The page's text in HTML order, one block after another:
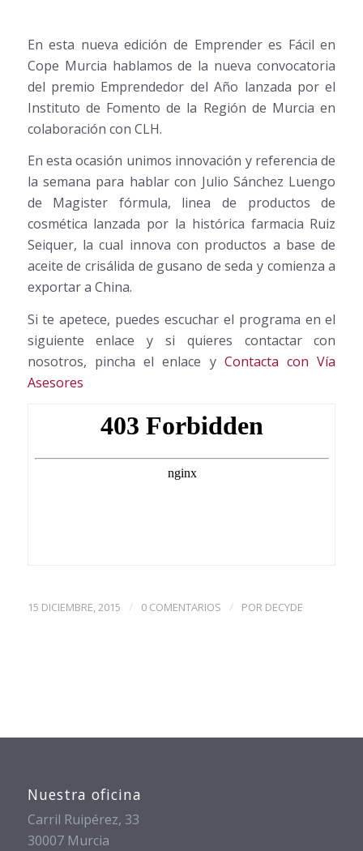
En esta nueva edición de Emprender es Fácil en
Cope Murcia hablamos de la nueva convocatoria
del premio Emprendedor del Año lanzada por el
Instituto de Fomento de la Región de Murcia en
colaboración con CLH.
En esta ocasión unimos innovación y referencia de
la semana para hablar con Julio Sánchez Luengo
de Magister fórmula, linea de productos de
cosmética lanzada por la histórica farmacia Ruiz
Seiquer, la cual innova con productos a base de
aceite de crisálida de gusano de seda y comienza a
exportar a China.
Si te apetece, puedes escuchar el programa en el
siguiente enlace y si quieres contactar con
nosotros, pincha el enlace y Contacta con Vía
Asesores
15 DICIEMBRE, 2015 / 0 COMENTARIOS / POR DECYDE
Nuestra oficina
Carril Ruipérez, 33
30007 Murcia